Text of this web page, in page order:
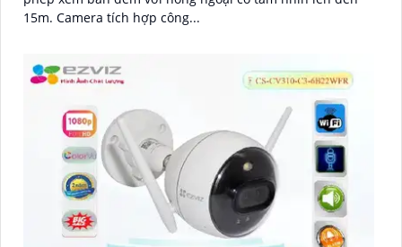
15m. Camera tích hợp công...